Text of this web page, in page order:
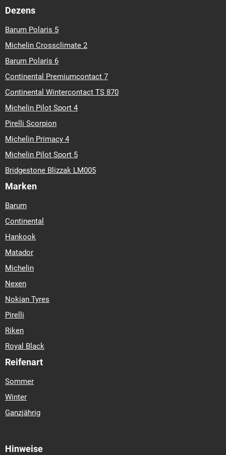
Dezens
Barum Polaris 5
Michelin Crossclimate 2
Barum Polaris 6
Continental Premiumcontact 7
Continental Wintercontact TS 870
Michelin Pilot Sport 4
Pirelli Scorpion
Michelin Primacy 4
Michelin Pilot Sport 5
Bridgestone Blizzak LM005
Marken
Barum
Continental
Hankook
Matador
Michelin
Nexen
Nokian Tyres
Pirelli
Riken
Royal Black
Reifenart
Sommer
Winter
Ganzjährig
Hinweise